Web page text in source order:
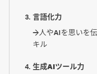
言語化力
→人やAIを思いを
キル
生成AIツール力